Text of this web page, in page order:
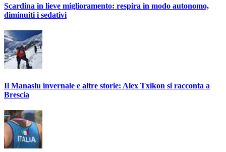
Scardina in lieve miglioramento: respira in modo autonomo,
diminuiti i sedativi
Il Manaslu invernale e altre storie: Alex Txikon si racconta a
Brescia